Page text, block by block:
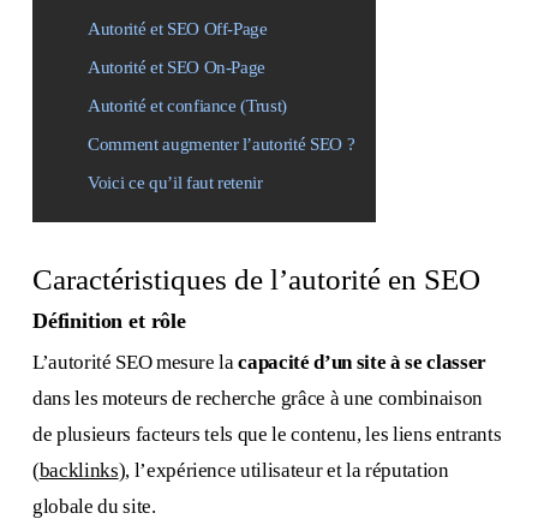
Autorité et SEO Off-Page
Autorité et SEO On-Page
Autorité et confiance (Trust)
Comment augmenter l’autorité SEO ?
Voici ce qu’il faut retenir
Caractéristiques de l’autorité en SEO
Définition et rôle
L’autorité SEO mesure lacapacité d’un site à se classer
dans les moteurs de recherche grâce à une combinaison
de plusieurs facteurs tels que le contenu, les liens entrants
(backlinks), l’expérience utilisateur et la réputation
globale du site.